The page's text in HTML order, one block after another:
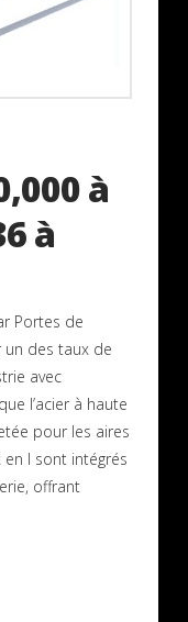
à
à
Portes de
un des taux de
avec
l’acier à haute
pour les aires
I sont intégrés
offrant